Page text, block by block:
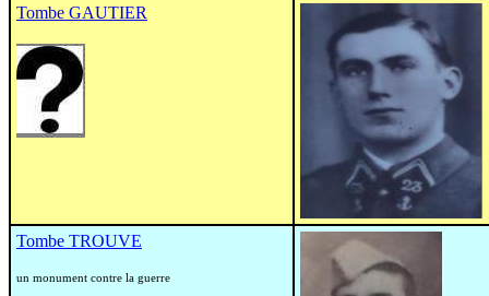
Tombe GAUTIER
Tombe TROUVE
un monument contre la guerre